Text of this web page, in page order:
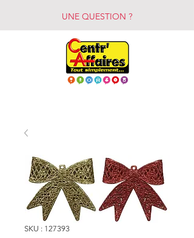
UNE QUESTION ?
SKU : 127393